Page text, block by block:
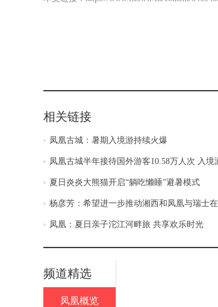
相关链接
凤凰古城：暑期入境游持续火爆
凤凰古城半年接待国外游客10.58万人次 入境
夏日炎炎大熊猫开启“躺吃懒睡”避暑模式
杨彦芳：希望进一步推动湘西和凤凰与瑞士
凤凰：夏日亲子沱江河畔旅 共享欢乐时光
频道精选
凤凰概览